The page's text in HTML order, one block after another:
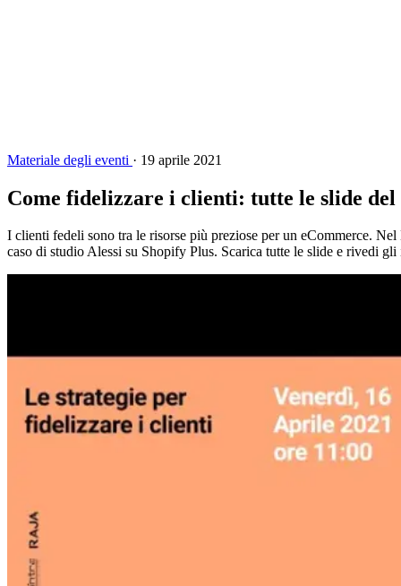
Materiale degli eventi · 19 aprile 2021
Come fidelizzare i clienti: tutte le slide
I clienti fedeli sono tra le risorse più preziose per un eCommerce.
caso di studio Alessi su Shopify Plus. Scarica tutte le slide e rivedi